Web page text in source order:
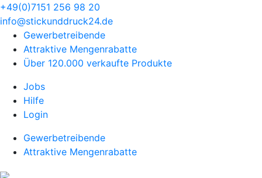
+49(0)7151 256 98 20‬
info@stickunddruck24.de
Gewerbetreibende
Attraktive Mengenrabatte
Über 120.000 verkaufte Produkte
Jobs
Hilfe
Login
Gewerbetreibende
Attraktive Mengenrabatte